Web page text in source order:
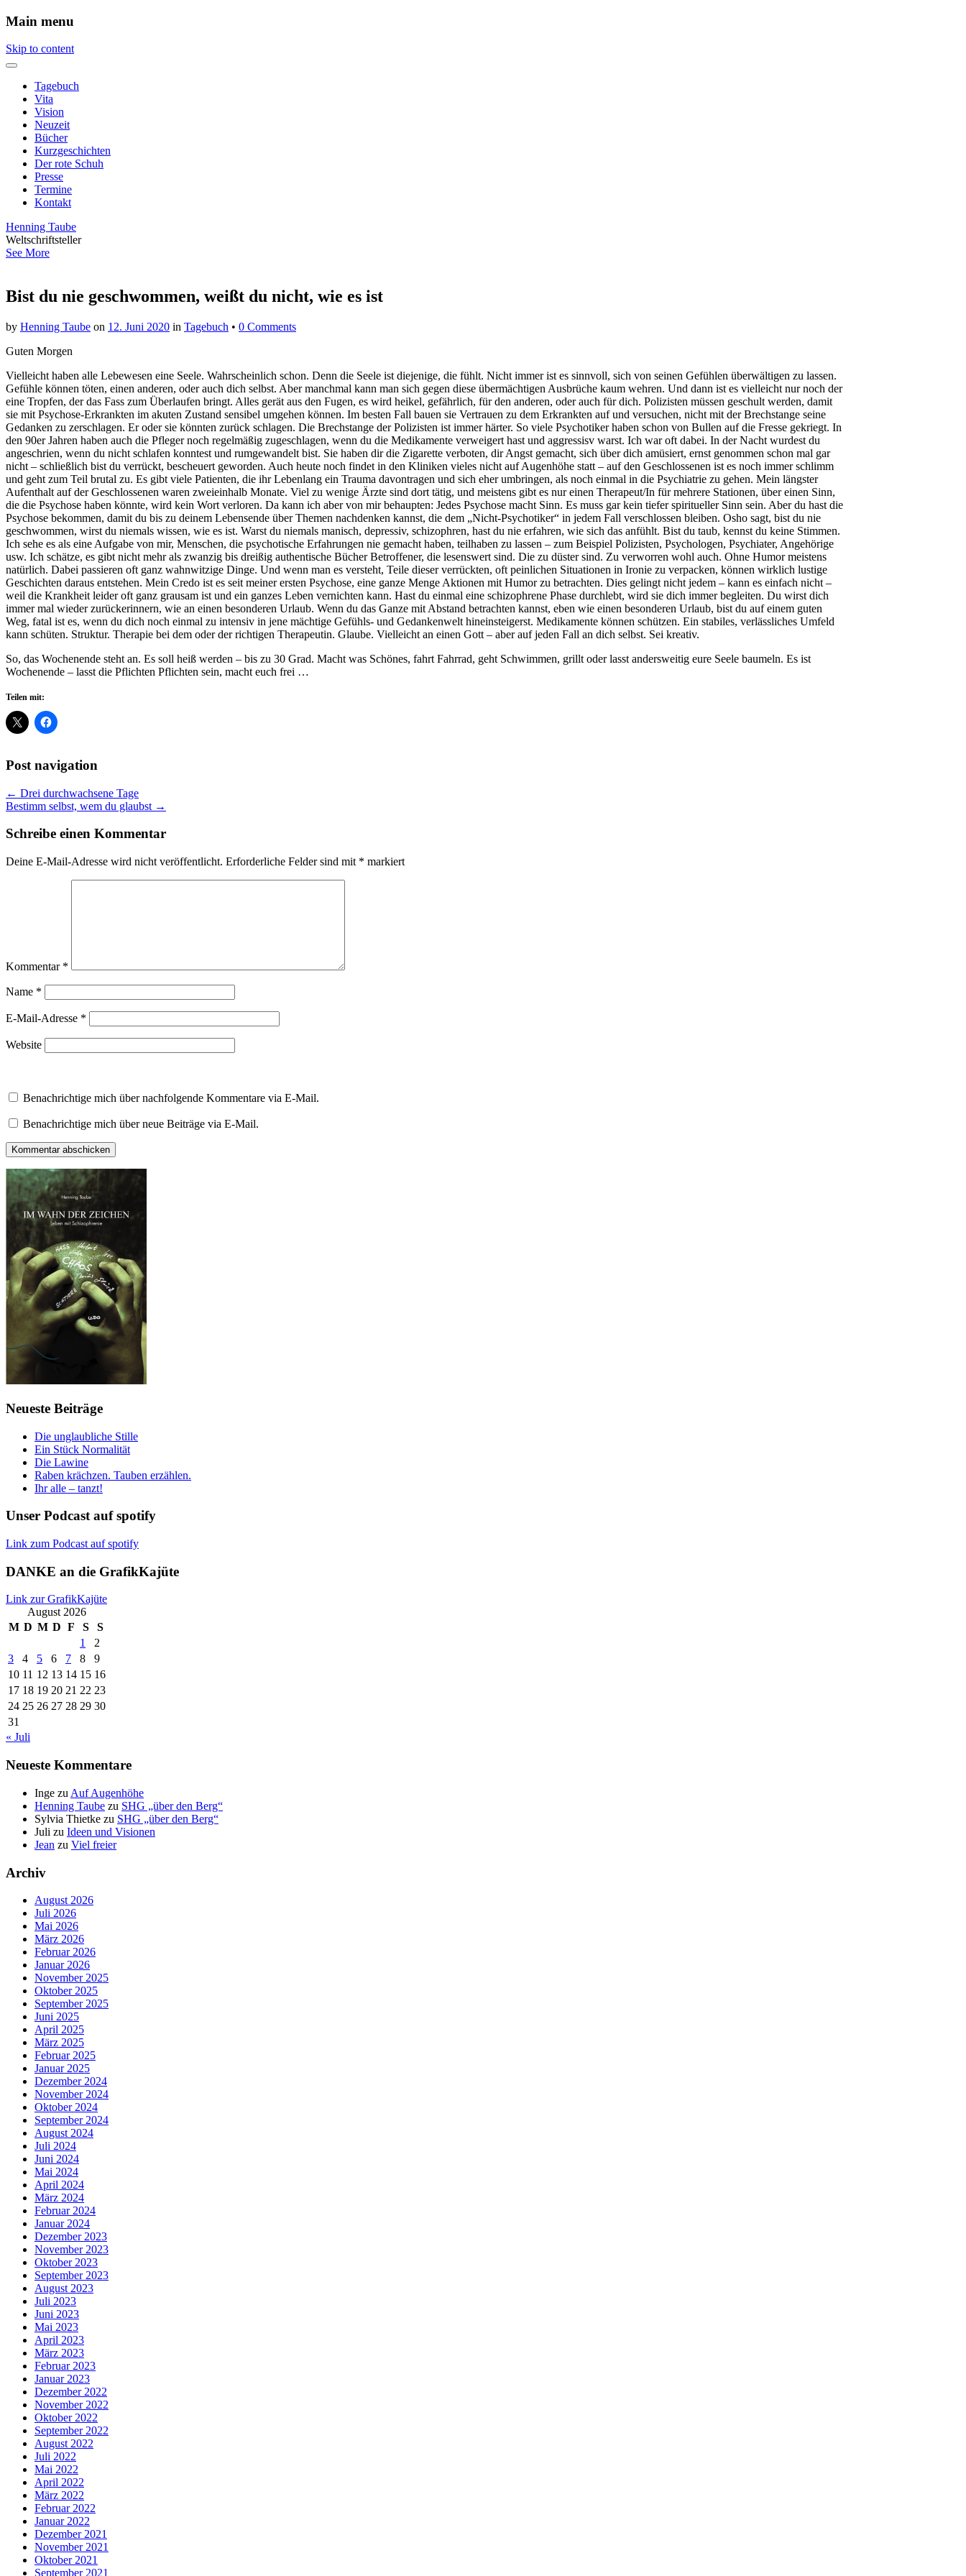
Main menu
Skip to content
Tagebuch
Vita
Vision
Neuzeit
Bücher
Kurzgeschichten
Der rote Schuh
Presse
Termine
Kontakt
Henning Taube
Weltschriftsteller
See More
Bist du nie geschwommen, weißt du nicht, wie es ist
by Henning Taube on 12. Juni 2020 in Tagebuch • 0 Comments
Guten Morgen
Vielleicht haben alle Lebewesen eine Seele. Wahrscheinlich schon. Denn die Seele ist diejenige, die fühlt. Nicht immer ist es sinnvoll, sich von seinen Gefühlen überwältigen zu lassen.
Gefühle können töten, einen anderen, oder auch dich selbst. Aber manchmal kann man sich gegen diese übermächtigen Ausbrüche kaum wehren. Und dann ist es vielleicht nur noch der
eine Tropfen, der das Fass zum Überlaufen bringt. Alles gerät aus den Fugen, es wird heikel, gefährlich, für den anderen, oder auch für dich. Polizisten müssen geschult werden, damit
sie mit Psychose-Erkrankten im akuten Zustand sensibel umgehen können. Im besten Fall bauen sie Vertrauen zu dem Erkrankten auf und versuchen, nicht mit der Brechstange seine
Gedanken zu zerschlagen. Er oder sie könnten zurück schlagen. Die Brechstange der Polizisten ist immer härter. So viele Psychotiker haben schon von Bullen auf die Fresse gekriegt. In
den 90er Jahren haben auch die Pfleger noch regelmäßig zugeschlagen, wenn du die Medikamente verweigert hast und aggressisv warst. Ich war oft dabei. In der Nacht wurdest du
angeschrien, wenn du nicht schlafen konntest und rumgewandelt bist. Sie haben dir die Zigarette verboten, dir Angst gemacht, sich über dich amüsiert, ernst genommen schon mal gar
nicht – schließlich bist du verrückt, bescheuert geworden. Auch heute noch findet in den Kliniken vieles nicht auf Augenhöhe statt – auf den Geschlossenen ist es noch immer schlimm
und geht zum Teil brutal zu. Es gibt viele Patienten, die ihr Lebenlang ein Trauma davontragen und sich eher umbringen, als noch einmal in die Psychiatrie zu gehen. Mein längster
Aufenthalt auf der Geschlossenen waren zweieinhalb Monate. Viel zu wenige Ärzte sind dort tätig, und meistens gibt es nur einen Therapeut/In für mehrere Stationen, über einen Sinn,
die die Psychose haben könnte, wird kein Wort verloren. Da kann ich aber von mir behaupten: Jedes Psychose macht Sinn. Es muss gar kein tiefer spiritueller Sinn sein. Aber du hast die
Psychose bekommen, damit du bis zu deinem Lebensende über Themen nachdenken kannst, die dem „Nicht-Psychotiker“ in jedem Fall verschlossen bleiben. Osho sagt, bist du nie
geschwommen, wirst du niemals wissen, wie es ist. Warst du niemals manisch, depressiv, schizophren, hast du nie erfahren, wie sich das anfühlt. Bist du taub, kennst du keine Stimmen.
Ich sehe es als eine Aufgabe von mir, Menschen, die psychotische Erfahrungen nie gemacht haben, teilhaben zu lassen – zum Beispiel Polizisten, Psychologen, Psychiater, Angehörige
usw. Ich schätze, es gibt nicht mehr als zwanzig bis dreißig authentische Bücher Betroffener, die lesenswert sind. Die zu düster sind. Zu verworren wohl auch. Ohne Humor meistens
natürlich. Dabei passieren oft ganz wahnwitzige Dinge. Und wenn man es versteht, Teile dieser verrückten, oft peinlichen Situationen in Ironie zu verpacken, können wirklich lustige
Geschichten daraus entstehen. Mein Credo ist es seit meiner ersten Psychose, eine ganze Menge Aktionen mit Humor zu betrachten. Dies gelingt nicht jedem – kann es einfach nicht –
weil die Krankheit leider oft ganz grausam ist und ein ganzes Leben vernichten kann. Hast du einmal eine schizophrene Phase durchlebt, wird sie dich immer begleiten. Du wirst dich
immer mal wieder zurückerinnern, wie an einen besonderen Urlaub. Wenn du das Ganze mit Abstand betrachten kannst, eben wie einen besonderen Urlaub, bist du auf einem guten
Weg, fatal ist es, wenn du dich noch einmal zu intensiv in jene mächtige Gefühls- und Gedankenwelt hineinsteigerst. Medikamente können schützen. Ein stabiles, verlässliches Umfeld
kann schüten. Struktur. Therapie bei dem oder der richtigen Therapeutin. Glaube. Vielleicht an einen Gott – aber auf jeden Fall an dich selbst. Sei kreativ.
So, das Wochenende steht an. Es soll heiß werden – bis zu 30 Grad. Macht was Schönes, fahrt Fahrrad, geht Schwimmen, grillt oder lasst andersweitig eure Seele baumeln. Es ist
Wochenende – lasst die Pflichten Pflichten sein, macht euch frei …
Teilen mit:
Post navigation
← Drei durchwachsene Tage
Bestimm selbst, wem du glaubst →
Schreibe einen Kommentar
Deine E-Mail-Adresse wird nicht veröffentlicht. Erforderliche Felder sind mit * markiert
Kommentar *
Name *
E-Mail-Adresse *
Website
Benachrichtige mich über nachfolgende Kommentare via E-Mail.
Benachrichtige mich über neue Beiträge via E-Mail.
Neueste Beiträge
Die unglaubliche Stille
Ein Stück Normalität
Die Lawine
Raben krächzen. Tauben erzählen.
Ihr alle – tanzt!
Unser Podcast auf spotify
Link zum Podcast auf spotify
DANKE an die GrafikKajüte
Link zur GrafikKajüte
August 2026
M D M D F S
S
1
2
3
4 5 6 7 8
9
10 11 12 13 14 15 16
17 18 19 20 21 22 23
24 25 26 27 28 29 30
31
« Juli
Neueste Kommentare
Inge zu Auf Augenhöhe
Henning Taube zu SHG „über den Berg“
Sylvia Thietke zu SHG „über den Berg“
Juli zu Ideen und Visionen
Jean zu Viel freier
Archiv
August 2026
Juli 2026
Mai 2026
März 2026
Februar 2026
Januar 2026
November 2025
Oktober 2025
September 2025
Juni 2025
April 2025
März 2025
Februar 2025
Januar 2025
Dezember 2024
November 2024
Oktober 2024
September 2024
August 2024
Juli 2024
Juni 2024
Mai 2024
April 2024
März 2024
Februar 2024
Januar 2024
Dezember 2023
November 2023
Oktober 2023
September 2023
August 2023
Juli 2023
Juni 2023
Mai 2023
April 2023
März 2023
Februar 2023
Januar 2023
Dezember 2022
November 2022
Oktober 2022
September 2022
August 2022
Juli 2022
Mai 2022
April 2022
März 2022
Februar 2022
Januar 2022
Dezember 2021
November 2021
Oktober 2021
September 2021